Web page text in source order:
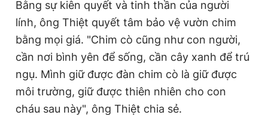
Bằng sự kiên quyết và tinh thần của người
lính, ông Thiệt quyết tâm bảo vệ vườn chim
bằng mọi giá. "Chim cò cũng như con người,
cần nơi bình yên để sống, cần cây xanh để trú
ngụ. Mình giữ được đàn chim cò là giữ được
môi trường, giữ được thiên nhiên cho con
cháu sau này", ông Thiệt chia sẻ.